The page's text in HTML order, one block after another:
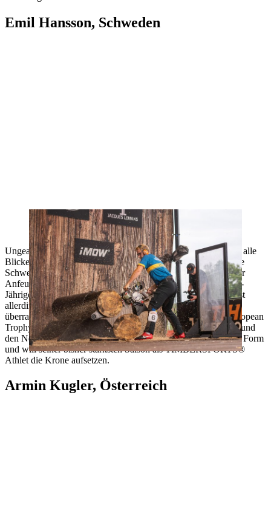
Emil Hansson, Schweden
Er will seine starke Saison mit dem Weltmeister Titel krönen: Emil
Hansson
Ungeachtet der immensen Qualität seiner Konkurrenz werden alle
Blicke in Göteborg auf Emil Hansson gerichtet sein. Der junge
Schwede geht als Lokalmatador an den Start und kann sich der
Anfeuerungsrufe in der Partille Arena sicher sein. Dass der 21-
Jährige bei der Einzel-Weltmeisterschaft 2022 antreten wird, ist
allerdings kein Zufall, sondern der verdiente Lohn seiner
überragenden Wettkampfsaison: Jeweils Platz eins bei der European
Trophy, beim European Nations Cup mit Team Skandinavien und
den Nordic Championships. Emil Hansson ist in bestechender Form
und will seiner bisher stärksten Saison als TIMBERSPORTS®
Athlet die Krone aufsetzen.
Armin Kugler, Österreich